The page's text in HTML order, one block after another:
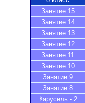
Занятие 15
Занятие 14
Занятие 13
Занятие 12
Занятие 11
Занятие 10
Занятие 9
Занятие 8
Карусель - 2